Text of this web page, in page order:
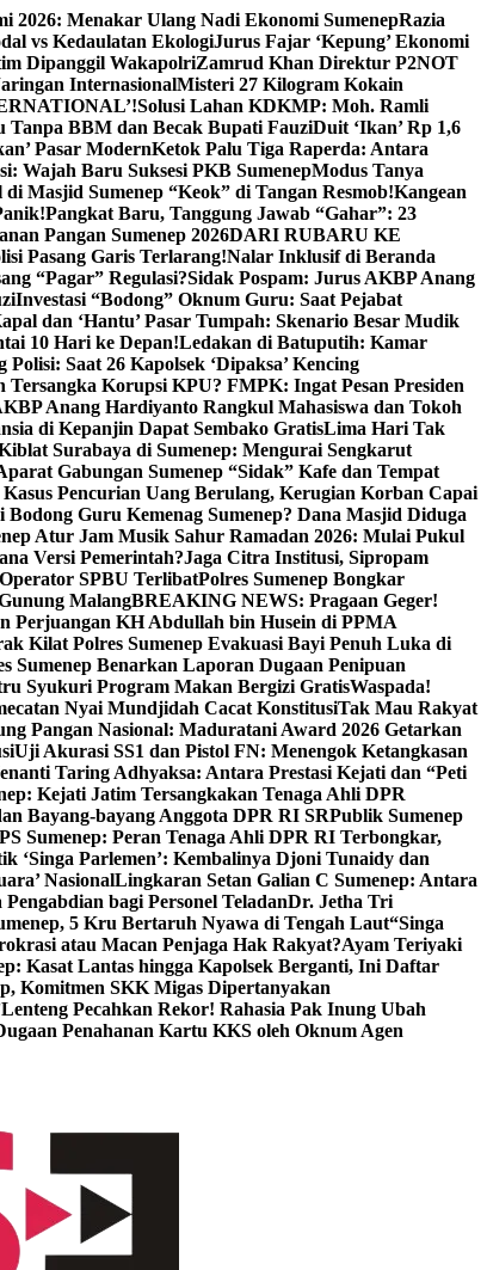
2026: Menakar Ulang Nadi Ekonomi SumenepRazia
vs Kedaulatan EkologiJurus Fajar ‘Kepung’ Ekonomi
Dipanggil WakapolriZamrud Khan Direktur P2NOT
InternasionalMisteri 27 Kilogram Kokain
Solusi Lahan KDKMP: Moh. Ramli
Tanpa BBM dan Becak Bupati FauziDuit ‘Ikan’ Rp 1,6
Pasar ModernKetok Palu Tiga Raperda: Antara
Wajah Baru Suksesi PKB SumenepModus Tanya
Masjid Sumenep “Keok” di Tangan Resmob!Kangean
Pangkat Baru, Tanggung Jawab “Gahar”: 23
Pangan Sumenep 2026DARI RUBARU KE
Pasang Garis Terlarang!Nalar Inklusif di Beranda
“Pagar” Regulasi?Sidak Pospam: Jurus AKBP Anang
Investasi “Bodong” Oknum Guru: Saat Pejabat
dan ‘Hantu’ Pasar Tumpah: Skenario Besar Mudik
10 Hari ke Depan!Ledakan di Batuputih: Kamar
Saat 26 Kapolsek ‘Dipaksa’ Kencing
Tersangka Korupsi KPU? FMPK: Ingat Pesan Presiden
Anang Hardiyanto Rangkul Mahasiswa dan Tokoh
di Kepanjin Dapat Sembako GratisLima Hari Tak
Surabaya di Sumenep: Mengurai Sengkarut
Gabungan Sumenep “Sidak” Kafe dan Tempat
Pencurian Uang Berulang, Kerugian Korban Capai
Bodong Guru Kemenag Sumenep? Dana Masjid Diduga
Atur Jam Musik Sahur Ramadan 2026: Mulai Pukul
Versi Pemerintah?Jaga Citra Institusi, Sipropam
SPBU TerlibatPolres Sumenep Bongkar
MalangBREAKING NEWS: Pragaan Geger!
Perjuangan KH Abdullah bin Husein di PPMA
Kilat Polres Sumenep Evakuasi Bayi Penuh Luka di
Sumenep Benarkan Laporan Dugaan Penipuan
Syukuri Program Makan Bergizi GratisWaspada!
Nyai Mundjidah Cacat KonstitusiTak Mau Rakyat
Pangan Nasional: Maduratani Award 2026 Getarkan
Uji Akurasi SS1 dan Pistol FN: Menengok Ketangkasan
Taring Adhyaksa: Antara Prestasi Kejati dan “Peti
Kejati Jatim Tersangkakan Tenaga Ahli DPR
Bayang-bayang Anggota DPR RI SRPublik Sumenep
Sumenep: Peran Tenaga Ahli DPR RI Terbongkar,
‘Singa Parlemen’: Kembalinya Djoni Tunaidy dan
NasionalLingkaran Setan Galian C Sumenep: Antara
bagi Personel TeladanDr. Jetha Tri
5 Kru Bertaruh Nyawa di Tengah Laut“Singa
atau Macan Penjaga Hak Rakyat?Ayam Teriyaki
Kasat Lantas hingga Kapolsek Berganti, Ini Daftar
Komitmen SKK Migas Dipertanyakan
Lenteng Pecahkan Rekor! Rahasia Pak Inung Ubah
Penahanan Kartu KKS oleh Oknum Agen